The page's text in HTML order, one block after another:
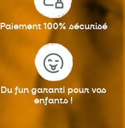
Paiement 100% sécurisé
Du fun garanti pour vos
enfants !